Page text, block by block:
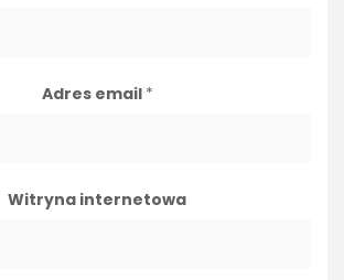
Adres email *
Witryna internetowa